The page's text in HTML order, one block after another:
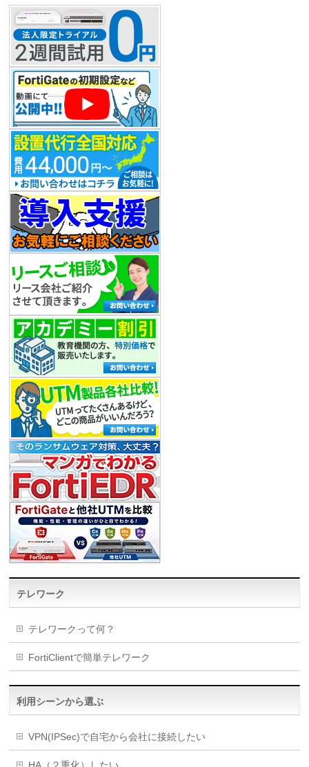
テレワーク
テレワークって何？
FortiClientで簡単テレワーク
利用シーンから選ぶ
VPN(IPSec)で自宅から会社に接続したい